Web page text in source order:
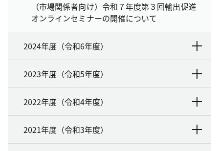
（市場関係者向け）令和７年度第３回輸出促進
オンラインセミナーの開催について
2024年度（令和6年度）
2023年度（令和5年度）
2022年度（令和4年度）
2021年度（令和3年度）